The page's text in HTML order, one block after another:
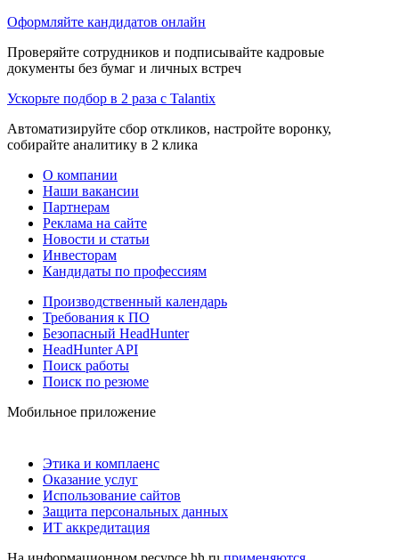
Оформляйте кандидатов онлайн
Проверяйте сотрудников и подписывайте кадровые
документы без бумаг и личных встреч
Ускорьте подбор в 2 раза с Talantix
Автоматизируйте сбор откликов, настройте воронку,
собирайте аналитику в 2 клика
О компании
Наши вакансии
Партнерам
Реклама на сайте
Новости и статьи
Инвесторам
Кандидаты по профессиям
Производственный календарь
Требования к ПО
Безопасный HeadHunter
HeadHunter API
Поиск работы
Поиск по резюме
Мобильное приложение
Этика и комплаенс
Оказание услуг
Использование сайтов
Защита персональных данных
ИТ аккредитация